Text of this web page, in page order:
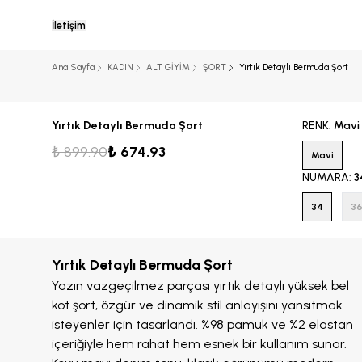
İletişim
Ana Sayfa KADIN ALT GİYİM ŞORT Yırtık Detaylı Bermuda Şort
Yırtık Detaylı Bermuda Şort
₺ 899.90₺ 674.93
RENK: Mavi
Mavi
NUMARA:
34 36
Yırtık Detaylı Bermuda Şort
Yazın vazgeçilmez parçası yırtık detaylı yüksek bel
kot şort, özgür ve dinamik stil anlayışını yansıtmak
isteyenler için tasarlandı. %98 pamuk ve %2 elastan
içeriğiyle hem rahat hem esnek bir kullanım sunar.